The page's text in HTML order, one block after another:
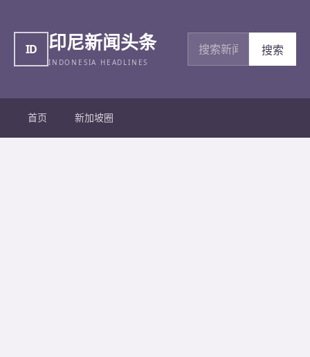
ID 印尼新闻头条
INDONESIA HEADLINES
搜索新闻
搜索
首页 新加坡圈